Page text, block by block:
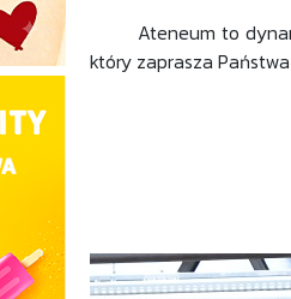
Ateneum to
który zaprasza